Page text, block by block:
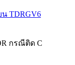
TDRGV6